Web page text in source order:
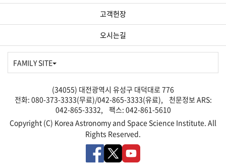
고객헌장
오시는길
FAMILY SITE
(34055) 대전광역시 유성구 대덕대로 776
전화: 080-373-3333(무료)/042-865-3333(유료), 천문정보 ARS:
042-865-3332, 팩스: 042-861-5610
Copyright (C) Korea Astronomy and Space Science Institute. All
Rights Reserved.